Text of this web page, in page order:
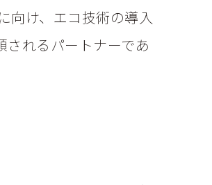
向け、エコ技術の導入
れるパートナーであ